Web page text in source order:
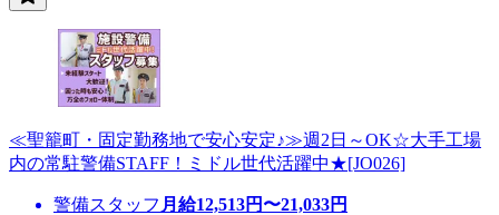
≪聖籠町・固定勤務地で安心安定♪≫週2日～OK☆大手工場
内の常駐警備STAFF！ミドル世代活躍中★[JO026]
警備スタッフ 月給12,513円〜21,033円